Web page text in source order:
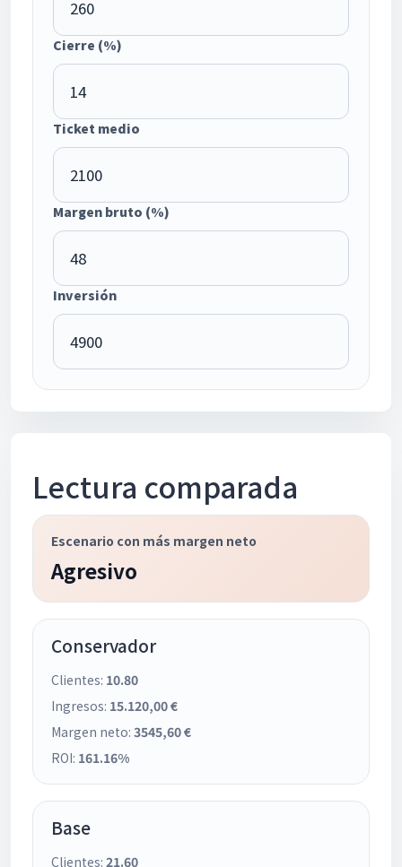
Cierre (%)
Ticket medio
Margen bruto (%)
Inversión
Lectura comparada
Escenario con más margen neto
Agresivo
Conservador
Clientes: 10.80
Ingresos: 15.120,00 €
Margen neto: 3545,60 €
ROI: 161.16%
Base
Clientes: 21.60